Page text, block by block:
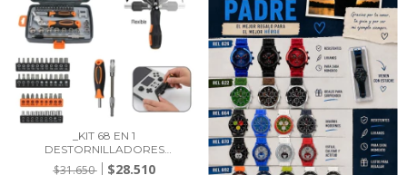
_KIT 68 EN 1
DESTORNILLADORES
C/TRINQUET...
$31.650 $28.510